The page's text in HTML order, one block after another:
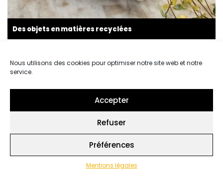
Nous utilisons des cookies pour optimiser notre site web et notre
service.
Accepter
Refuser
Préférences
Mentions légales
Des objets en matières recyclées
INTÉRIEUR